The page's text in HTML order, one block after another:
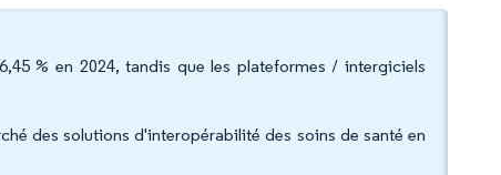
% en 2024, tandis que les plateformes / intergiciels
des solutions d'interopérabilité des soins de santé en